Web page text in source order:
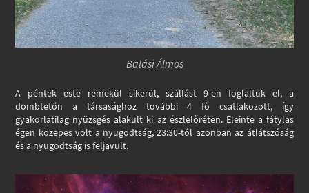
Balási Álmos
A péntek este remekül sikerül, szállást 9-en foglaltuk el, a
dombtetőn a társasághoz további 4 fő csatlakozott, így
gyakorlatilag nyüzsgés alakult ki az észlelőréten. Eleinte a fátylas
égen közepes volt a nyugodtság, 23:30-tól azonban az átlátszóság
és a nyugodtság is feljavult.